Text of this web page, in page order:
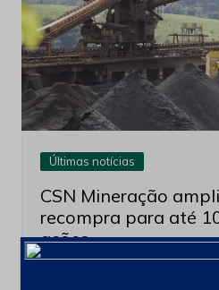
Últimas notícias
CSN Mineração
recompra para até
ações